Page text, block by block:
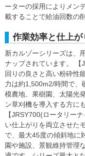
ーターの採用によりメン
載することで給油回数の
作業効率と仕上
新カルゾーシリーズは、
ナップされています。 【
回りの良さと高い粉砕性
力は約1,500m2/時間で、
模農地、果樹園、太陽光
ン草刈機を導入する方に
【JRSY700(ロータリー
い仕上がりを両立させた
で、最大45度の傾斜地に
園や施設、景観維持管理